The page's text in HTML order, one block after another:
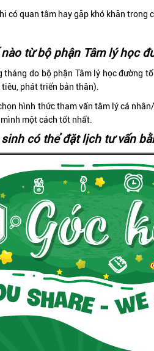
có quan tâm hay gặp khó khăn trong
từ bộ phận Tâm lý học
do bộ phận Tâm lý học đường
phát triển bản thân).
hình thức tham vấn tâm lý cá
một cách tốt nhất.
có thể đặt lịch tư vấn